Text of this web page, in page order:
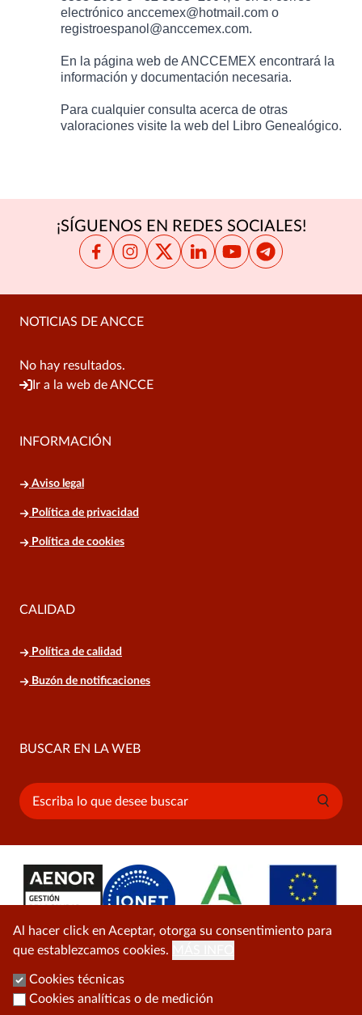
electrónico anccemex@hotmail.com o
registroespanol@anccemex.com.
En la página web deANCCEMEX encontrará la
información y documentación necesaria.
Para cualquier consulta acerca de otras
valoraciones visite la web del Libro Genealógico.
¡SÍGUENOS EN REDES SOCIALES!
NOTICIAS DE ANCCE
No hay resultados.
Ir a la web de ANCCE
INFORMACIÓN
Aviso legal
Política de privacidad
Política de cookies
CALIDAD
Política de calidad
Buzón de notificaciones
BUSCAR EN LA WEB
Buscar
Al hacer click en Aceptar, otorga su consentimiento para
que establezcamos cookies.
Cookies técnicas
Cookies analíticas o de medición